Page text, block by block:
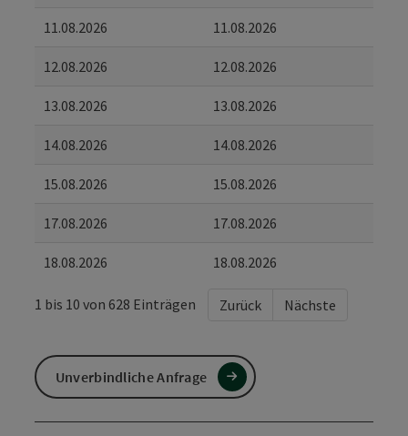
11.08.2026 11.08.2026
12.08.2026 12.08.2026
13.08.2026 13.08.2026
14.08.2026 14.08.2026
15.08.2026 15.08.2026
17.08.2026 17.08.2026
18.08.2026 18.08.2026
1 bis 10 von 628 Einträgen Zurück Nächste
Unverbindliche Anfrage